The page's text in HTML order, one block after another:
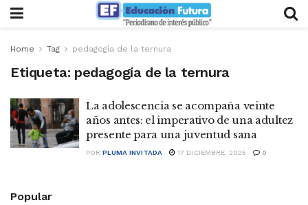
Home Tag pedagogía de la ternura
Etiqueta: pedagogía de la ternura
La adolescencia se acompaña veinte
años antes: el imperativo de una adultez
presente para una juventud sana
POR PLUMA INVITADA 17 DICIEMBRE, 2025 0
Popular